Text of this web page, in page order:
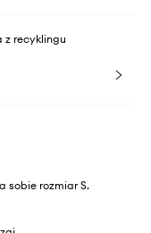
z recyklingu
sobie rozmiar S.